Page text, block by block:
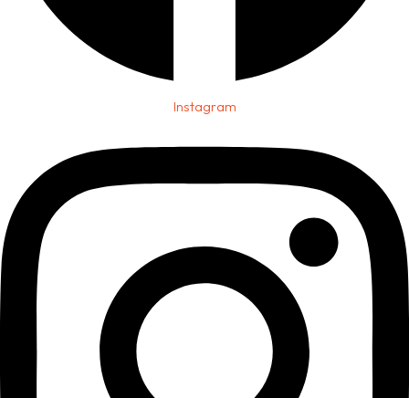
Instagram